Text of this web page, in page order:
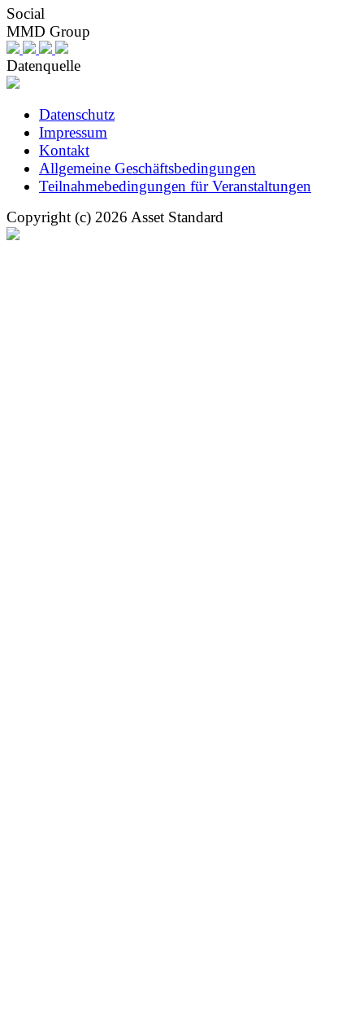
Social
MMD Group
Datenquelle
Datenschutz
Impressum
Kontakt
Allgemeine Geschäftsbedingungen
Teilnahmebedingungen für Veranstaltungen
Copyright (c) 2026 Asset Standard